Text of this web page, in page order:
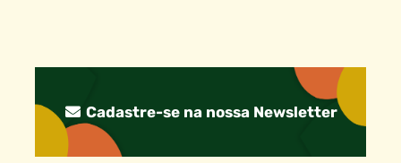
Cadastre-se na nossa Newsletter